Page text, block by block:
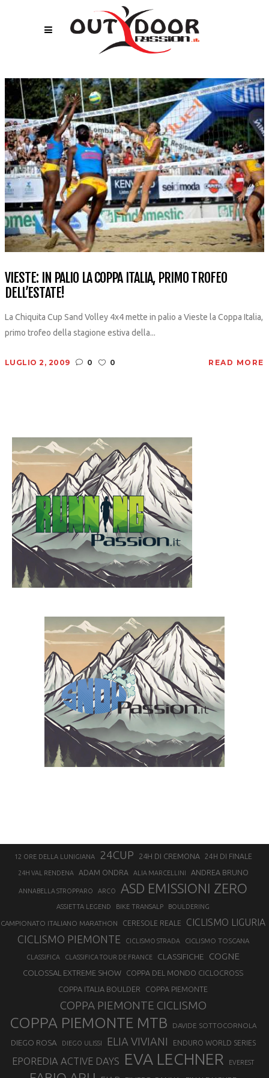
VIESTE: IN PALIO LA COPPA ITALIA, PRIMO TROFEO
DELL’ESTATE!
La Chiquita Cup Sand Volley 4x4 mette in palio a Vieste la Coppa Italia,
primo trofeo della stagione estiva della...
LUGLIO 2, 2009 0 0 READ MORE
12 ORE DELLA LUNIGIANA 24CUP 24H DI CREMONA 24H DI FINALE
24H VAL RENDENA ADAM ONDRA ALIA MARCELLINI ANDREA BRUNO
ANNABELLA STROPPARO ARCO ASD EMISSIONI ZERO
ASSIETTA LEGEND BIKE TRANSALP BOULDERING
CAMPIONATO ITALIANO MARATHON CERESOLE REALE CICLISMO LIGURIA
CICLISMO PIEMONTE CICLISMO STRADA CICLISMO TOSCANA
CLASSIFICA CLASSIFICA TOUR DE FRANCE CLASSIFICHE COGNE
COLOSSAL EXTREME SHOW
COPPA DEL MONDO CICLOCROSS
COPPA ITALIA BOULDER
COPPA PIEMONTE
COPPA PIEMONTE CICLISMO
COPPA PIEMONTE MTB DAVIDE SOTTOCORNOLA
DIEGO ROSA DIEGO ULISSI ELIA VIVIANI ENDURO WORLD SERIES
EPOREDIA ACTIVE DAYS EVA LECHNER EVEREST